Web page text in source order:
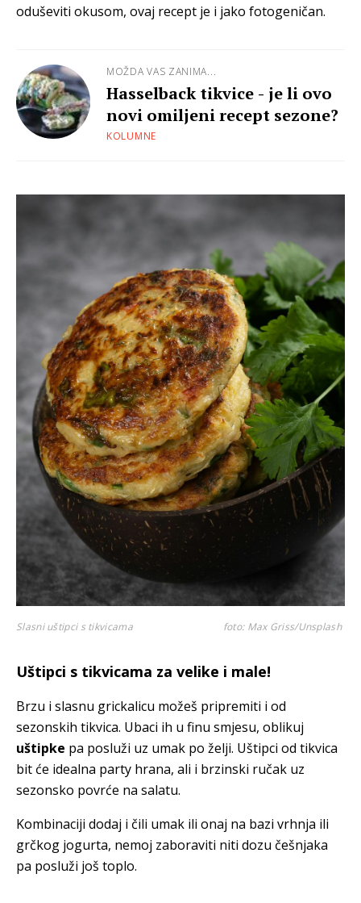
oduševiti okusom, ovaj recept je i jako fotogeničan.
MOŽDA VAS ZANIMA...
Hasselback tikvice - je li ovo
novi omiljeni recept sezone?
KOLUMNE
Slasni uštipci s tikvicama foto: Max Griss/Unsplash
Uštipci s tikvicama za velike i male!
Brzu i slasnu grickalicu možeš pripremiti i od
sezonskih tikvica. Ubaci ih u finu smjesu, oblikuj
uštipke pa posluži uz umak po želji. Uštipci od tikvica
bit će idealna party hrana, ali i brzinski ručak uz
sezonsko povrće na salatu.
Kombinaciji dodaj i čili umak ili onaj na bazi vrhnja ili
grčkog jogurta, nemoj zaboraviti niti dozu češnjaka
pa posluži još toplo.